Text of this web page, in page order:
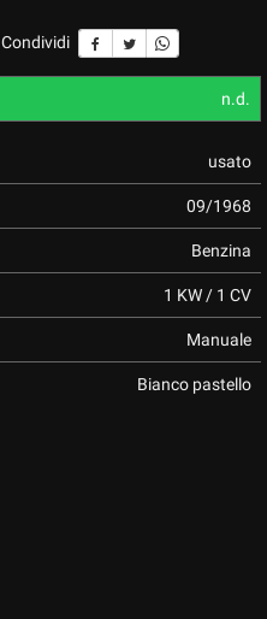
Condividi
n.d.
usato
09/1968
Benzina
1 KW / 1 CV
Manuale
Bianco pastello